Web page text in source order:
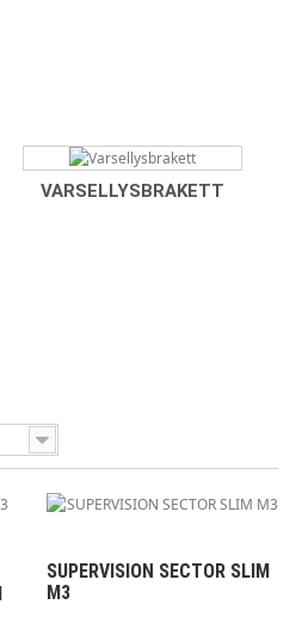
VARSELLYSBRAKETT
SUPERVISION SECTOR SLIM
M3